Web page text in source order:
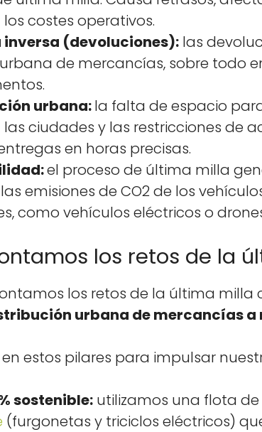
costes oper­a­tivos.
(devolu­ciones): las
de mer­cancías, sobre todo
urbana:la fal­ta de espa­cio
ciu­dades y las restric­ciones de
en horas pre­cisas.
el pro­ce­so de últi­ma mil­la
emi­siones de CO2 de los
como vehícu­los eléc­tri­cos o
los retos de la
los retos de la últi­ma
urbana de mer­cancías a
estos pilares para impul­sar
sostenible: uti­lizamos una flota de
(fur­gone­tas y tri­ci­c­los eléc­tri­cos)